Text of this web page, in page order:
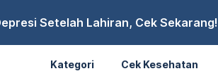
Setelah Lahiran, Cek Sekarang!
Kategori Cek Kesehatan